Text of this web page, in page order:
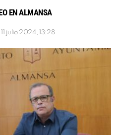
EN ALMANSA
11 julio 2024, 13:28